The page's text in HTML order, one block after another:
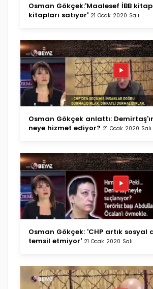
Osman Gökçek:'Maalesef İBB
kitapları satıyor' 21 Ocak 2020 Salı
Osman Gökçek anlattı:
neye hizmet ediyor? 21 Ocak 2020 Salı
Osman Gökçek: 'CHP artık sosyal
temsil etmiyor' 21 Ocak 2020 Salı